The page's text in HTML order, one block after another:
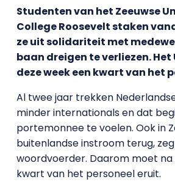
Studenten van het Zeeuwse
College Roosevelt staken
ze uit solidariteit met
baan dreigen te verliezen. Het
deze week een kwart van het
Al twee jaar trekken
minder internationals en dat
portemonnee te voelen. Ook in
buitenlandse instroom terug,
woordvoerder. Daarom moet
kwart van het personeel eruit.